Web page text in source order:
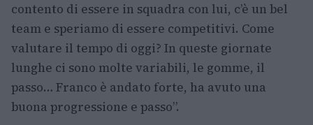
contento di essere in squadra con lui, c’è un bel
team e speriamo di essere competitivi. Come
valutare il tempo di oggi? In queste giornate
lunghe ci sono molte variabili, le gomme, il
passo… Franco è andato forte, ha avuto una
buona progressione e passo”.